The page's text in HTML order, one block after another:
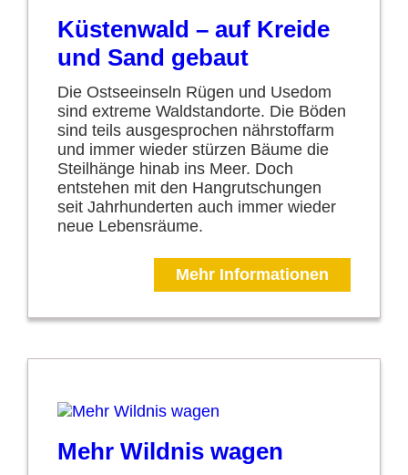
Küstenwald – auf Kreide
und Sand gebaut
Die Ostseeinseln Rügen und Usedom
sind extreme Waldstandorte. Die Böden
sind teils ausgesprochen nährstoffarm
und immer wieder stürzen Bäume die
Steilhänge hinab ins Meer. Doch
entstehen mit den Hangrutschungen
seit Jahrhunderten auch immer wieder
neue Lebensräume.
Mehr Informationen
Mehr Wildnis wagen